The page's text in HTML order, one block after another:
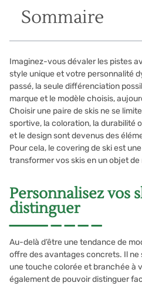
Sommaire
Imaginez-vous dévaler les pistes
style unique et votre personnalité
passé, la seule différenciation
marque et le modèle choisis,
Choisir une paire de skis ne se
sportive, la coloration, la durabilité
et le design sont devenus des
Pour cela, le covering de ski est
transformer vos skis en un objet
Personnalisez vos
distinguer
Au-delà d’être une tendance de
offre des avantages concrets. Il ne
une touche colorée et branchée à
également de pouvoir distinguer